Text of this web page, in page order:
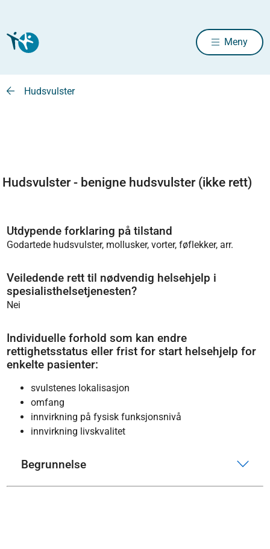
Meny
Hudsvulster
Hudsvulster - benigne hudsvulster (ikke rett)
Utdypende forklaring på tilstand
Godartede hudsvulster, mollusker, vorter, føflekker, arr.
Veiledende rett til nødvendig helsehjelp i
spesialisthelsetjenesten?
Nei
Individuelle forhold som kan endre
rettighetsstatus eller frist for start helsehjelp for
enkelte pasienter:
svulstenes lokalisasjon
omfang
innvirkning på fysisk funksjonsnivå
innvirkning livskvalitet
Begrunnelse